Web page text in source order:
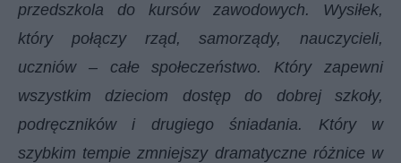
przedszkola do kursów zawodowych. Wysiłek,
który połączy rząd, samorządy, nauczycieli,
uczniów – całe społeczeństwo. Który zapewni
wszystkim dzieciom dostęp do dobrej szkoły,
podręczników i drugiego śniadania. Który w
szybkim tempie zmniejszy dramatyczne różnice w